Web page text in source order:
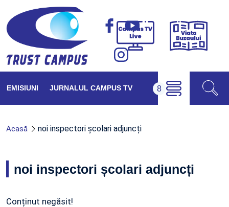
Campus
Viața
EMISIUNI JURNALUL CAMPUS TV
Acasă noi inspectori școlari adjuncți
noi inspectori școlari adjuncți
Conținut negăsit!